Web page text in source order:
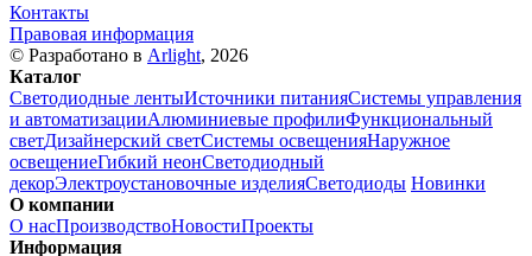
Контакты
Правовая информация
© Разработано в Arlight, 2026
Каталог
Светодиодные лентыИсточники питанияСистемы управления
и автоматизацииАлюминиевые профилиФункциональный
светДизайнерский светСистемы освещенияНаружное
освещениеГибкий неонСветодиодный
декорЭлектроустановочные изделияСветодиоды Новинки
О компании
О насПроизводствоНовостиПроекты
Информация